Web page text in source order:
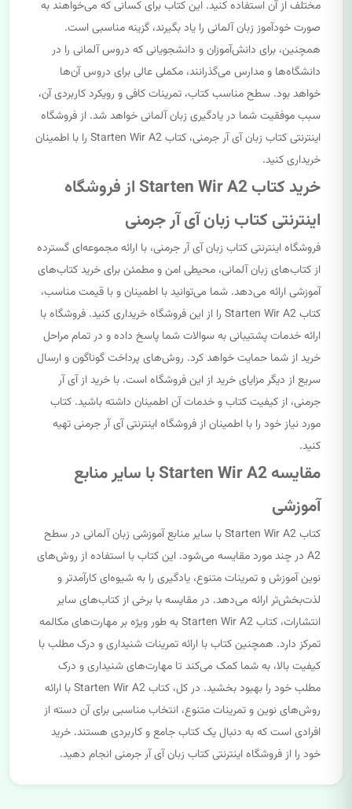
مختلف از آن استفاده کنید. این کتاب برای کسانی که می‌خواهند به
صورت خودآموز زبان آلمانی را یاد بگیرند، گزینه مناسبی است.
همچنین، برای دانش‌آموزان و دانشجویانی که دروس آلمانی را در
دانشگاه‌ها و مدارس می‌گذرانند، مکملی عالی برای دروس آن‌ها
خواهد بود. سطح مناسب کتاب، تمرینات کافی و رویکرد کاربردی آن،
سبب موفقیت شما در یادگیری زبان آلمانی خواهد شد. از فروشگاه
اینترنتی کتاب زبان آی آر جرمنی، کتاب Starten Wir A2 را با اطمینان
خریداری کنید.
خرید کتاب Starten Wir A2 از فروشگاه
اینترنتی کتاب زبان آی آر جرمنی
فروشگاه اینترنتی کتاب زبان آی آر جرمنی، با ارائه مجموعه‌ای گسترده
از کتاب‌های زبان آلمانی، محیطی امن و مطمئن برای خرید کتاب‌های
آموزشی ارائه می‌دهد. شما می‌توانید با اطمینان و با قیمت مناسب،
کتاب Starten Wir A2 را از این فروشگاه خریداری کنید. فروشگاه با
ارائه خدمات پشتیبانی به سوالات شما پاسخ داده و در تمام مراحل
خرید از شما حمایت خواهد کرد. روش‌های پرداخت گوناگون و ارسال
سریع از دیگر مزایای خرید از این فروشگاه است. با خرید از آی آر
جرمنی، از کیفیت کتاب و خدمات آن اطمینان داشته باشید. کتاب
مورد نیاز خود را با اطمینان از فروشگاه اینترنتی آی آر جرمنی تهیه
کنید.
مقایسه Starten Wir A2 با سایر منابع
آموزشی
کتاب Starten Wir A2 با سایر منابع آموزشی زبان آلمانی در سطح
A2 در چند مورد مقایسه می‌شود. این کتاب با استفاده از روش‌های
نوین آموزش و تمرینات متنوع، یادگیری را به شیوه‌ای کارآمدتر و
لذت‌بخش‌تر ارائه می‌دهد. در مقایسه با برخی از کتاب‌های سایر
انتشارات، کتاب Starten Wir A2 به طور ویژه بر مهارت‌های مکالمه
تمرکز دارد. همچنین کتاب با ارائه تمرینات شنیداری و درک مطلب با
کیفیت بالا، به شما کمک می‌کند تا مهارت‌های شنیداری و درک
مطلب خود را بهبود بخشید. در کل، کتاب Starten Wir A2 با ارائه
روش‌های نوین و تمرینات متنوع، انتخاب مناسبی برای آن دسته از
افرادی است که به دنبال یک کتاب جامع و کاربردی هستند. خرید
خود را از فروشگاه اینترنتی کتاب زبان آی آر جرمنی انجام دهید.